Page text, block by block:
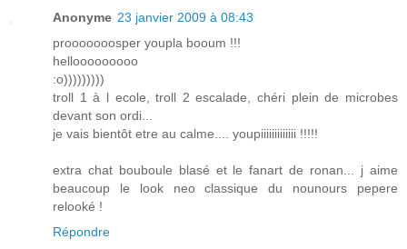
Anonyme 23 janvier 2009 à 08:43
prooooooosper youpla booum !!!
hellooooooooo
:o)))))))))
troll 1 à l ecole, troll 2 escalade, chéri plein de microbes
devant son ordi...
je vais bientôt etre au calme.... youpiiiiiiiiiiiii !!!!!
extra chat bouboule blasé et le fanart de ronan... j aime
beaucoup le look neo classique du nounours pepere
relooké !
Répondre